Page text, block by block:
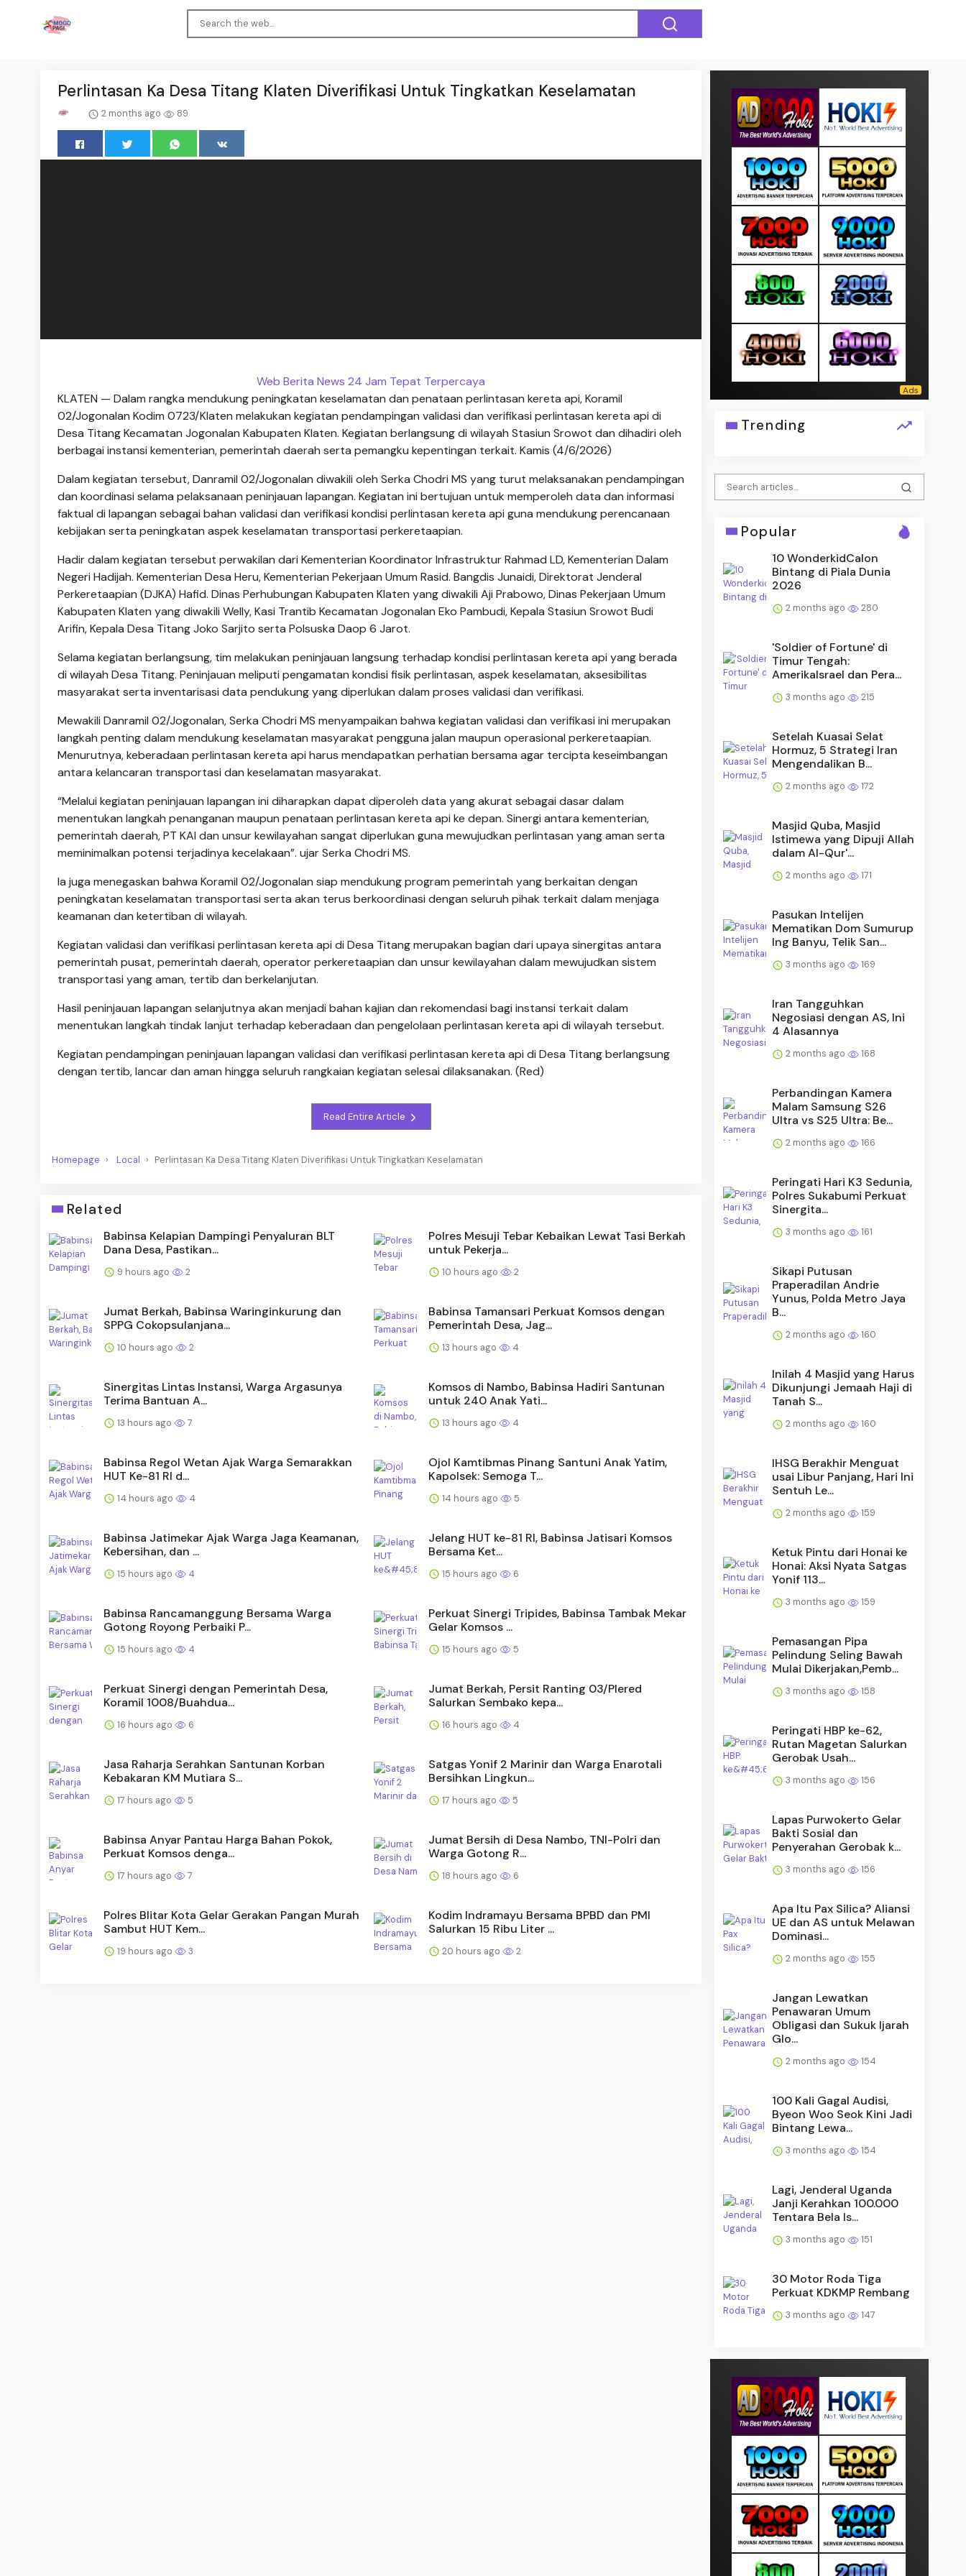
Perlintasan Ka Desa Titang Klaten Diverifikasi Untuk Tingkatkan Keselamatan
2 months ago 89
Web Berita News 24 Jam Tepat Terpercaya
KLATEN — Dalam rangka mendukung peningkatan keselamatan dan penataan perlintasan kereta api, Koramil
02/Jogonalan Kodim 0723/Klaten melakukan kegiatan pendampingan validasi dan verifikasi perlintasan kereta api di
Desa Titang Kecamatan Jogonalan Kabupaten Klaten. Kegiatan berlangsung di wilayah Stasiun Srowot dan dihadiri oleh
berbagai instansi kementerian, pemerintah daerah serta pemangku kepentingan terkait. Kamis (4/6/2026)
Dalam kegiatan tersebut, Danramil 02/Jogonalan diwakili oleh Serka Chodri MS yang turut melaksanakan pendampingan
dan koordinasi selama pelaksanaan peninjauan lapangan. Kegiatan ini bertujuan untuk memperoleh data dan informasi
faktual di lapangan sebagai bahan validasi dan verifikasi kondisi perlintasan kereta api guna mendukung perencanaan
kebijakan serta peningkatan aspek keselamatan transportasi perkeretaapian.
Hadir dalam kegiatan tersebut perwakilan dari Kementerian Koordinator Infrastruktur Rahmad LD, Kementerian Dalam
Negeri Hadijah. Kementerian Desa Heru, Kementerian Pekerjaan Umum Rasid. Bangdis Junaidi, Direktorat Jenderal
Perkeretaapian (DJKA) Hafid. Dinas Perhubungan Kabupaten Klaten yang diwakili Aji Prabowo, Dinas Pekerjaan Umum
Kabupaten Klaten yang diwakili Welly, Kasi Trantib Kecamatan Jogonalan Eko Pambudi, Kepala Stasiun Srowot Budi
Arifin, Kepala Desa Titang Joko Sarjito serta Polsuska Daop 6 Jarot.
Selama kegiatan berlangsung, tim melakukan peninjauan langsung terhadap kondisi perlintasan kereta api yang berada
di wilayah Desa Titang. Peninjauan meliputi pengamatan kondisi fisik perlintasan, aspek keselamatan, aksesibilitas
masyarakat serta inventarisasi data pendukung yang diperlukan dalam proses validasi dan verifikasi.
Mewakili Danramil 02/Jogonalan, Serka Chodri MS menyampaikan bahwa kegiatan validasi dan verifikasi ini merupakan
langkah penting dalam mendukung keselamatan masyarakat pengguna jalan maupun operasional perkeretaapian.
Menurutnya, keberadaan perlintasan kereta api harus mendapatkan perhatian bersama agar tercipta keseimbangan
antara kelancaran transportasi dan keselamatan masyarakat.
“Melalui kegiatan peninjauan lapangan ini diharapkan dapat diperoleh data yang akurat sebagai dasar dalam
menentukan langkah penanganan maupun penataan perlintasan kereta api ke depan. Sinergi antara kementerian,
pemerintah daerah, PT KAI dan unsur kewilayahan sangat diperlukan guna mewujudkan perlintasan yang aman serta
meminimalkan potensi terjadinya kecelakaan”. ujar Serka Chodri MS.
Ia juga menegaskan bahwa Koramil 02/Jogonalan siap mendukung program pemerintah yang berkaitan dengan
peningkatan keselamatan transportasi serta akan terus berkoordinasi dengan seluruh pihak terkait dalam menjaga
keamanan dan ketertiban di wilayah.
Kegiatan validasi dan verifikasi perlintasan kereta api di Desa Titang merupakan bagian dari upaya sinergitas antara
pemerintah pusat, pemerintah daerah, operator perkeretaapian dan unsur kewilayahan dalam mewujudkan sistem
transportasi yang aman, tertib dan berkelanjutan.
Hasil peninjauan lapangan selanjutnya akan menjadi bahan kajian dan rekomendasi bagi instansi terkait dalam
menentukan langkah tindak lanjut terhadap keberadaan dan pengelolaan perlintasan kereta api di wilayah tersebut.
Kegiatan pendampingan peninjauan lapangan validasi dan verifikasi perlintasan kereta api di Desa Titang berlangsung
dengan tertib, lancar dan aman hingga seluruh rangkaian kegiatan selesai dilaksanakan. (Red)
Read Entire Article
Homepage Local Perlintasan Ka Desa Titang Klaten Diverifikasi Untuk Tingkatkan Keselamatan
Related
Babinsa Kelapian Dampingi Penyaluran BLT
Dana Desa, Pastikan...
9 hours ago 2
Polres Mesuji Tebar Kebaikan Lewat Tasi Berkah
untuk Pekerja...
10 hours ago 2
Jumat Berkah, Babinsa Waringinkurung dan
SPPG Cokopsulanjana...
10 hours ago 2
Babinsa Tamansari Perkuat Komsos dengan
Pemerintah Desa, Jag...
13 hours ago 4
Sinergitas Lintas Instansi, Warga Argasunya
Terima Bantuan A...
13 hours ago 7
Komsos di Nambo, Babinsa Hadiri Santunan
untuk 240 Anak Yati...
13 hours ago 4
Babinsa Regol Wetan Ajak Warga Semarakkan
HUT Ke-81 RI d...
14 hours ago 4
Ojol Kamtibmas Pinang Santuni Anak Yatim,
Kapolsek: Semoga T...
14 hours ago 5
Babinsa Jatimekar Ajak Warga Jaga Keamanan,
Kebersihan, dan ...
15 hours ago 4
Jelang HUT ke-81 RI, Babinsa Jatisari Komsos
Bersama Ket...
15 hours ago 6
Babinsa Rancamanggung Bersama Warga
Gotong Royong Perbaiki P...
15 hours ago 4
Perkuat Sinergi Tripides, Babinsa Tambak Mekar
Gelar Komsos ...
15 hours ago 5
Perkuat Sinergi dengan Pemerintah Desa,
Koramil 1008/Buahdua...
16 hours ago 6
Jumat Berkah, Persit Ranting 03/Plered
Salurkan Sembako kepa...
16 hours ago 4
Jasa Raharja Serahkan Santunan Korban
Kebakaran KM Mutiara S...
17 hours ago 5
Satgas Yonif 2 Marinir dan Warga Enarotali
Bersihkan Lingkun...
17 hours ago 5
Babinsa Anyar Pantau Harga Bahan Pokok,
Perkuat Komsos denga...
17 hours ago 7
Jumat Bersih di Desa Nambo, TNI-Polri dan
Warga Gotong R...
18 hours ago 6
Polres Blitar Kota Gelar Gerakan Pangan Murah
Sambut HUT Kem...
19 hours ago 3
Kodim Indramayu Bersama BPBD dan PMI
Salurkan 15 Ribu Liter ...
20 hours ago 2
Trending
Popular
10 WonderkidCalon
Bintang di Piala Dunia
2026
2 months ago 280
'Soldier of Fortune' di
Timur Tengah:
AmerikaIsrael dan Pera...
3 months ago 215
Setelah Kuasai Selat
Hormuz, 5 Strategi Iran
Mengendalikan B...
2 months ago 172
Masjid Quba, Masjid
Istimewa yang Dipuji Allah
dalam Al-Qur'...
2 months ago 171
Pasukan Intelijen
Mematikan Dom Sumurup
Ing Banyu, Telik San...
3 months ago 169
Iran Tangguhkan
Negosiasi dengan AS, Ini
4 Alasannya
2 months ago 168
Perbandingan Kamera
Malam Samsung S26
Ultra vs S25 Ultra: Be...
2 months ago 166
Peringati Hari K3 Sedunia,
Polres Sukabumi Perkuat
Sinergita...
3 months ago 161
Sikapi Putusan
Praperadilan Andrie
Yunus, Polda Metro Jaya
B...
2 months ago 160
Inilah 4 Masjid yang Harus
Dikunjungi Jemaah Haji di
Tanah S...
2 months ago 160
IHSG Berakhir Menguat
usai Libur Panjang, Hari Ini
Sentuh Le...
2 months ago 159
Ketuk Pintu dari Honai ke
Honai: Aksi Nyata Satgas
Yonif 113...
3 months ago 159
Pemasangan Pipa
Pelindung Seling Bawah
Mulai Dikerjakan,Pemb...
3 months ago 158
Peringati HBP ke-62,
Rutan Magetan Salurkan
Gerobak Usah...
3 months ago 156
Lapas Purwokerto Gelar
Bakti Sosial dan
Penyerahan Gerobak k...
3 months ago 156
Apa Itu Pax Silica? Aliansi
UE dan AS untuk Melawan
Dominasi...
2 months ago 155
Jangan Lewatkan
Penawaran Umum
Obligasi dan Sukuk Ijarah
Glo...
2 months ago 154
100 Kali Gagal Audisi,
Byeon Woo Seok Kini Jadi
Bintang Lewa...
3 months ago 154
Lagi, Jenderal Uganda
Janji Kerahkan 100.000
Tentara Bela Is...
3 months ago 151
30 Motor Roda Tiga
Perkuat KDKMP Rembang
3 months ago 147